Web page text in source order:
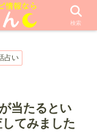
占い
当たるとい
てみました
検索